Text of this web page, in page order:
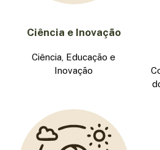
Ciência e Inovação
Ciência, Educação e
Inovação